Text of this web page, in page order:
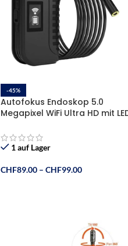
-45%
Autofokus Endoskop 5.0
Megapixel WiFi Ultra HD mit
und Android
1 auf Lager
CHF89.00 – CHF99.00